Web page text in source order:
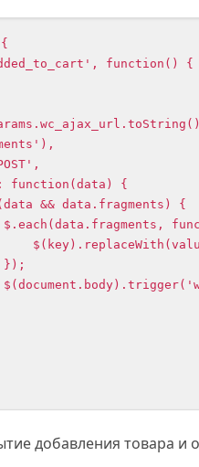
добавления товара и